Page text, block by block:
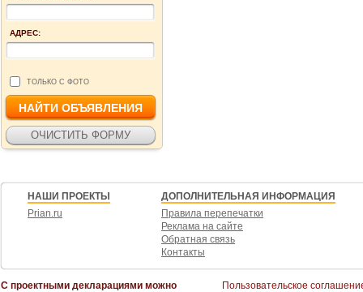
АДРЕС:
ТОЛЬКО С ФОТО
НАШИ ПРОЕКТЫ
Prian.ru
ДОПОЛНИТЕЛЬНАЯ ИНФОРМАЦИЯ
Правила перепечатки
Реклама на сайте
Обратная связь
Контакты
С проектными декларациями можно
Пользовательское